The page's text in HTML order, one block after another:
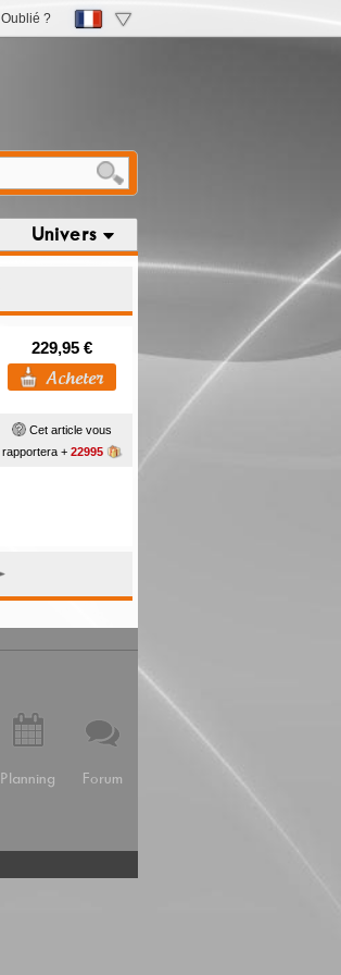
Oublié ?
Univers
229,95 €
Cet article vous
rapportera + 22995
Planning Forum